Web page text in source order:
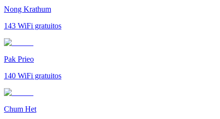
Nong Krathum
143 WiFi gratuitos
Pak Prieo
140 WiFi gratuitos
Chum Het